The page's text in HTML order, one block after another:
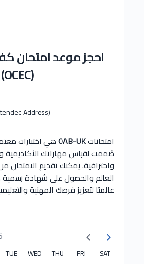
احجز موعد امتحان
الانجليزية (OCEC)
Address)
امتحاناتOAB-UKهي اختبارات
صُممت لقياس مهاراتك الأكاديمية
واحترافية. يمكنك تقديم
العالم والحصول على شهادة
عالميًا لتعزيز فرصك المهنية
TUE WED THU FRI
SAT